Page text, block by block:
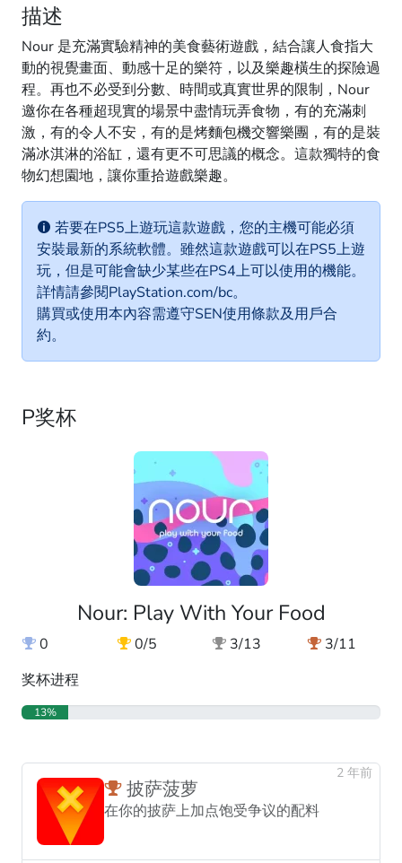
描述
Nour 是充滿實驗精神的美食藝術遊戲，結合讓人食指大
動的視覺畫面、動感十足的樂符，以及樂趣橫生的探險過
程。再也不必受到分數、時間或真實世界的限制，Nour
邀你在各種超現實的場景中盡情玩弄食物，有的充滿刺
激，有的令人不安，有的是烤麵包機交響樂團，有的是裝
滿冰淇淋的浴缸，還有更不可思議的概念。這款獨特的食
物幻想園地，讓你重拾遊戲樂趣。
若要在PS5上遊玩這款遊戲，您的主機可能必須
安裝最新的系統軟體。雖然這款遊戲可以在PS5上遊
玩，但是可能會缺少某些在PS4上可以使用的機能。
詳情請參閱PlayStation.com/bc。
購買或使用本內容需遵守SEN使用條款及用戶合
約。
P奖杯
Nour: Play With Your Food
0 0/5 3/13
3/11
奖杯进程
13%
披萨菠萝
在你的披萨上加点饱受争议的配料
2 年前